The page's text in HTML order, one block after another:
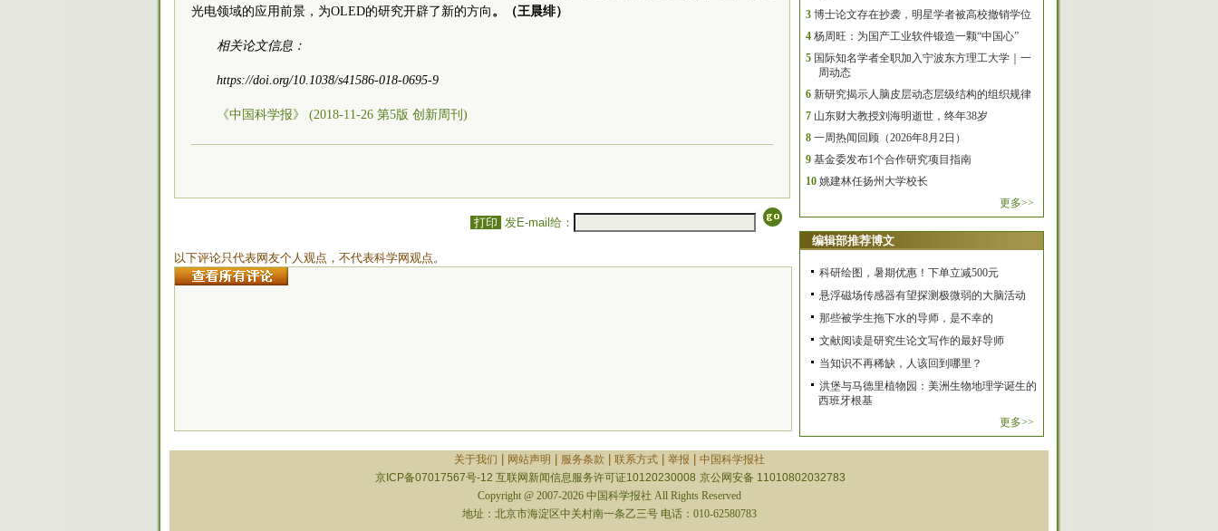
光电领域的应用前景，为OLED的研究开辟了新的方向 。（王晨绯）
相关论文信息：
https://doi.org/10.1038/s41586-018-0695-9
《中国科学报》 (2018-11-26 第5版 创新周刊)
打印 发E-mail给：
以下评论只代表网友个人观点，不代表科学网观点。
3 博士论文存在抄袭，明星学者被高校撤销学位
4 杨周旺：为国产工业软件锻造一颗“中国心”
5 国际知名学者全职加入宁波东方理工大学｜一
周动态
6 新研究揭示人脑皮层动态层级结构的组织规律
7 山东财大教授刘海明逝世，终年38岁
8 一周热闻回顾（2026年8月2日）
9 基金委发布1个合作研究项目指南
10 姚建林任扬州大学校长
更多>>
编辑部推荐博文
科研绘图，暑期优惠！下单立减500元
悬浮磁场传感器有望探测极微弱的大脑活动
那些被学生拖下水的导师，是不幸的
文献阅读是研究生论文写作的最好导师
当知识不再稀缺，人该回到哪里？
洪堡与马德里植物园：美洲生物地理学诞生的
西班牙根基
更多>>
关于我们 网站声明 服务条款 联系方式| 举报
中国科学报社
京ICP备07017567号-12 互联网新闻信息服务许可证10120230008 京公网安备 11010802032783
Copyright @ 2007-2026 中国科学报社 All Rights Reserved
地址：北京市海淀区中关村南一条乙三号 电话：010-62580783